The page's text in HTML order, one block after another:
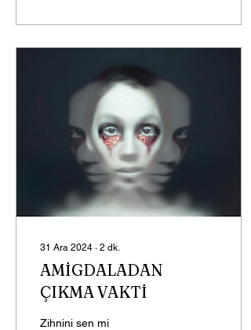
31 Ara 2024 ∙ 2 dk.
AMİGDALADAN
ÇIKMA VAKTİ
Zihnini sen mi